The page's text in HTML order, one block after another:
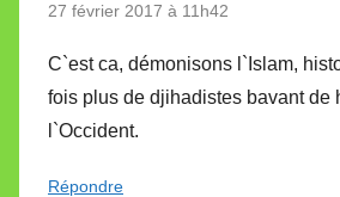
27 février 2017 à 11h42
C`est ca, démonisons l`Islam,
fois plus de djihadistes bavant de
l`Occident.
Répondre